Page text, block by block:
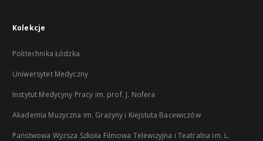
Kolekcje
Politechnika Łódzka
Uniwersytet Medyczny
Instytut Medycyny Pracy im. prof. J. Nofera
Akademia Muzyczna im. Grażyny i Kiejstuta Bacewiczów
Państwowa Wyższa Szkoła Filmowa Telewizyjna i Teatralna im. L.